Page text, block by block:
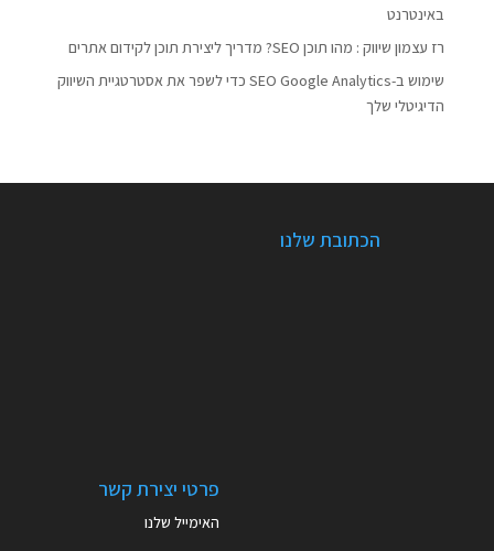
באינטרנט
רז עצמון שיווק : מהו תוכן SEO? מדריך ליצירת תוכן לקידום אתרים
שימוש ב-SEO Google Analytics כדי לשפר את אסטרטגיית השיווק
הדיגיטלי שלך
הכתובת שלנו
פרטי יצירת קשר
האימייל שלנו